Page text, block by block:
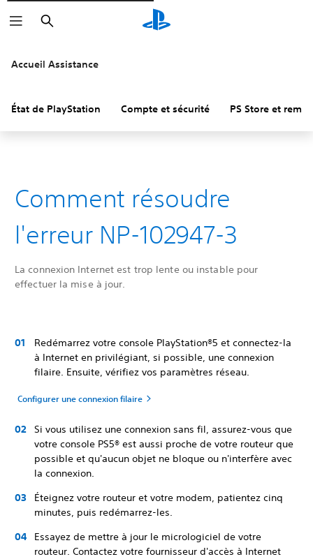
Rechercher
Accueil Assistance
État de PlayStation Compte et sécurité PS Store et
Comment résoudre
l'erreur NP-102947-3
La connexion Internet est trop lente ou instable pour
effectuer la mise à jour.
Redémarrez votre console PlayStation®5 et connectez-la
à Internet en privilégiant, si possible, une connexion
filaire. Ensuite, vérifiez vos paramètres réseau.
Configurer une connexion filaire
Si vous utilisez une connexion sans fil, assurez-vous que
votre console PS5® est aussi proche de votre routeur que
possible et qu'aucun objet ne bloque ou n'interfère avec
la connexion.
Éteignez votre routeur et votre modem, patientez cinq
minutes, puis redémarrez-les.
Essayez de mettre à jour le micrologiciel de votre
routeur. Contactez votre fournisseur d'accès à Internet